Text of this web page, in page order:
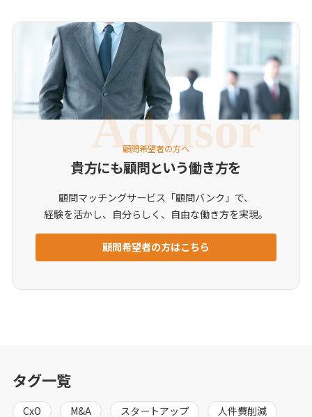
顧問希望者の方へ
貴方にも顧問という働き方を
顧問マッチングサービス「顧問バンク」で、
経験を活かし、自分らしく、自由な働き方を実現。
顧問希望者の方はこちら
タグ一覧
CxO M&A スタートアップ 人件費削減